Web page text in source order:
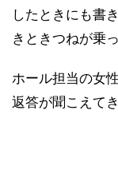
したときにも書
きときつねが乗
ホール担当の女
返答が聞こえて